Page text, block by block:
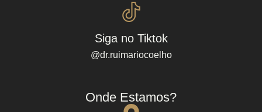
Siga no Tiktok
@dr.ruimariocoelho
Onde Estamos?